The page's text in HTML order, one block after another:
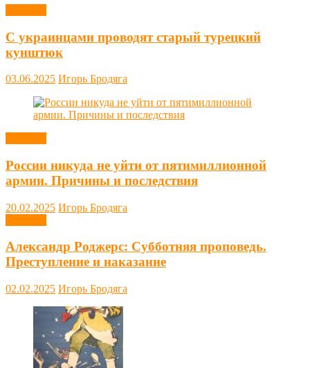
С украинцами проводят старый турецкий
кунштюк
03.06.2025 Игорь Бродяга
России никуда не уйти от пятимиллионной
армии. Причины и последствия
20.02.2025 Игорь Бродяга
Александр Роджерс: Субботняя проповедь.
Преступление и наказание
02.02.2025 Игорь Бродяга